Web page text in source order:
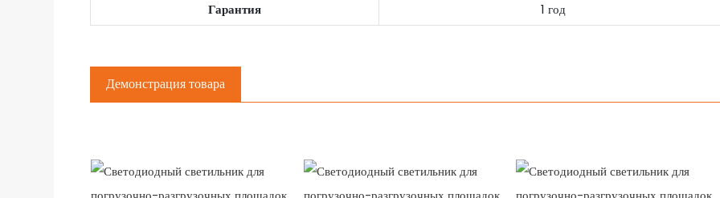
Гарантия
1 год
Демонстрация товара